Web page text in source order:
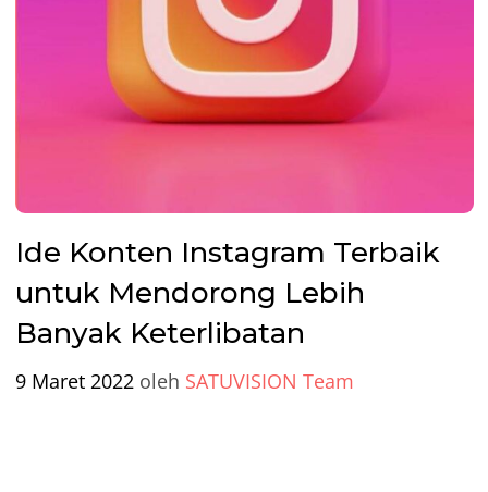
Ide Konten Instagram Terbaik
untuk Mendorong Lebih
Banyak Keterlibatan
9 Maret 2022oleh SATUVISION Team